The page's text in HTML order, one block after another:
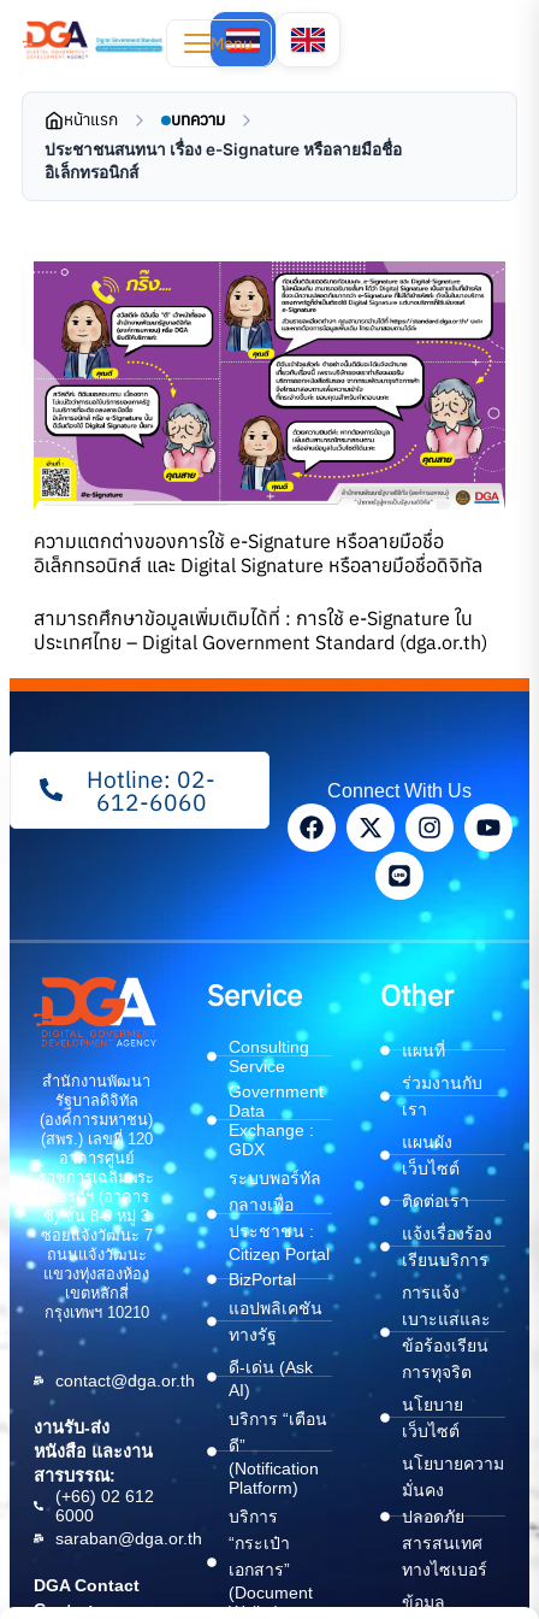
Menu
หน้าแรก บทความ
ประชาชนสนทนา เรื่อง e-Signature หรือลายมือชื่อ
อิเล็กทรอนิกส์
ความแตกต่างของการใช้ e-Signature หรือลายมือชื่อ
อิเล็กทรอนิกส์ และ Digital Signature หรือลายมือชื่อดิจิทัล
สามารถศึกษาข้อมูลเพิ่มเติมได้ที่ : การใช้ e-Signature ใน
ประเทศไทย – Digital Government Standard (dga.or.th)
Hotline: 02-
612-6060 Connect With Us
สำนักงานพัฒนา
รัฐบาลดิจิทัล
(องค์การมหาชน)
(สพร.) เลขที่ 120
อาคารศูนย์
ราชการเฉลิมพระ
เกียรติฯ (อาคาร
ซี) ชั้น 8-9 หมู่ 3
ซอยแจ้งวัฒนะ 7
ถนนแจ้งวัฒนะ
แขวงทุ่งสองห้อง
เขตหลักสี่
กรุงเทพฯ 10210
contact@dga.or.th
งานรับ-ส่ง
หนังสือ และงาน
สารบรรณ:
(+66) 02 612
6000
saraban@dga.or.th
DGA Contact
Center:
Service
Consulting
Service
Government
Data
Exchange :
GDX
ระบบพอร์ทัล
กลางเพื่อ
ประชาชน :
Citizen Portal
BizPortal
แอปพลิเคชัน
ทางรัฐ
ดี-เด่น (Ask
AI)
บริการ “เตือน
ดี”
(Notification
Platform)
บริการ
“กระเป๋า
เอกสาร”
(Document
Wallet)
Other
แผนที่
ร่วมงานกับ
เรา
แผนผัง
เว็บไซต์
ติดต่อเรา
แจ้งเรื่องร้อง
เรียนบริการ
การแจ้ง
เบาะแสและ
ข้อร้องเรียน
การทุจริต
นโยบาย
เว็บไซต์
นโยบายความ
มั่นคง
ปลอดภัย
สารสนเทศ
ทางไซเบอร์
ข้อมูล